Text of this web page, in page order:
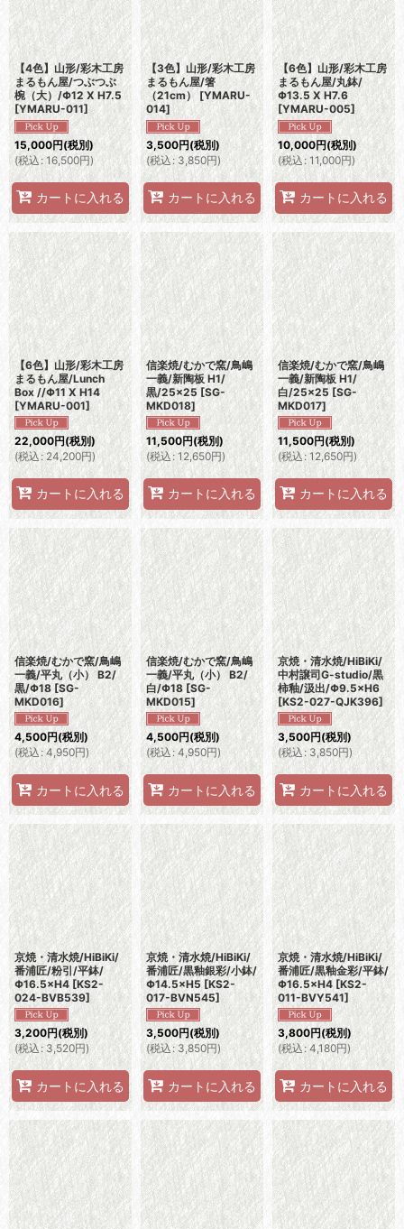
【4色】山形/彩木工房
まるもん屋/つぶつぶ
椀（大）/Φ12 X H7.5
[YMARU-011]
15,000円(税別)
(税込: 16,500円)
カートに入れる
【3色】山形/彩木工房
まるもん屋/箸
（21cm） [YMARU-
014]
3,500円(税別)
(税込: 3,850円)
カートに入れる
【6色】山形/彩木工房
まるもん屋/丸鉢/
Φ13.5 X H7.6
[YMARU-005]
10,000円(税別)
(税込: 11,000円)
カートに入れる
【6色】山形/彩木工房
まるもん屋/Lunch
Box //Φ11 X H14
[YMARU-001]
22,000円(税別)
(税込: 24,200円)
カートに入れる
信楽焼/むかで窯/鳥嶋
一義/新陶板 H1/
黒/25×25 [SG-
MKD018]
11,500円(税別)
(税込: 12,650円)
カートに入れる
信楽焼/むかで窯/鳥嶋
一義/新陶板 H1/
白/25×25 [SG-
MKD017]
11,500円(税別)
(税込: 12,650円)
カートに入れる
信楽焼/むかで窯/鳥嶋
一義/平丸（小） B2/
黒/Φ18 [SG-
MKD016]
4,500円(税別)
(税込: 4,950円)
カートに入れる
信楽焼/むかで窯/鳥嶋
一義/平丸（小） B2/
白/Φ18 [SG-
MKD015]
4,500円(税別)
(税込: 4,950円)
カートに入れる
京焼・清水焼/HiBiKi/
中村譲司G-studio/黒
柿釉/汲出/Φ9.5×H6
[KS2-027-QJK396]
3,500円(税別)
(税込: 3,850円)
カートに入れる
京焼・清水焼/HiBiKi/
番浦匠/粉引/平鉢/
Φ16.5×H4 [KS2-
024-BVB539]
3,200円(税別)
(税込: 3,520円)
カートに入れる
京焼・清水焼/HiBiKi/
番浦匠/黒釉銀彩/小鉢/
Φ14.5×H5 [KS2-
017-BVN545]
3,500円(税別)
(税込: 3,850円)
カートに入れる
京焼・清水焼/HiBiKi/
番浦匠/黒釉金彩/平鉢/
Φ16.5×H4 [KS2-
011-BVY541]
3,800円(税別)
(税込: 4,180円)
カートに入れる